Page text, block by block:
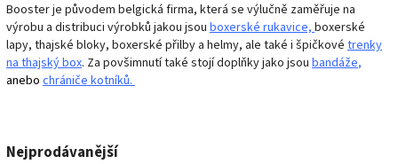
Booster je původem belgická firma, která se výlučně zaměřuje na
výrobu a distribuci výrobků jakou jsou boxerské rukavice,boxerské
lapy, thajské bloky, boxerské přilby a helmy, ale také i špičkové trenky
na thajský box. Za povšimnutí také stojí doplňky jako jsou bandáže,
anebo chrániče kotníků.
Nejprodávanější